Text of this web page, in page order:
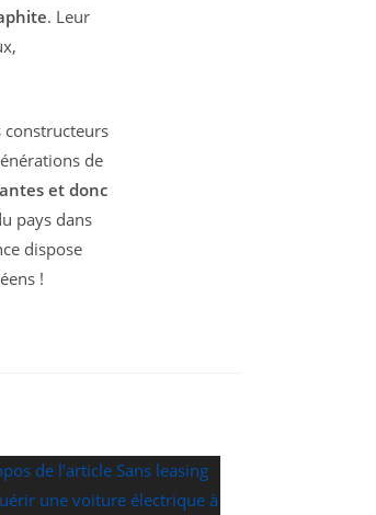
. Leur
constructeurs
de
et donc
pays dans
dispose
!